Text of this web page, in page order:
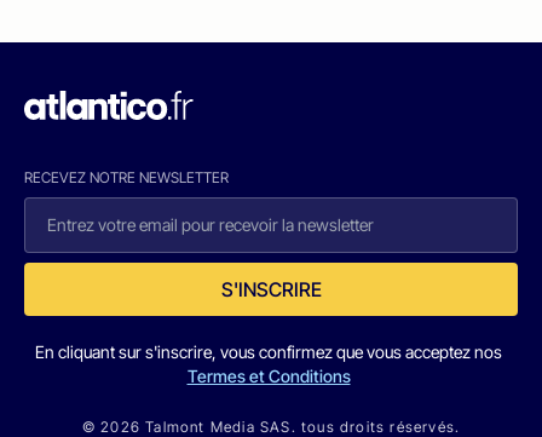
RECEVEZ NOTRE NEWSLETTER
S'INSCRIRE
En cliquant sur s'inscrire, vous confirmez que vous acceptez nos
Termes et Conditions
© 2026 Talmont Media SAS. tous droits réservés.